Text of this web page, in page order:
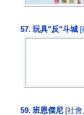
57. 玩具"反"斗城 [
59. 班恩傑尼 [社